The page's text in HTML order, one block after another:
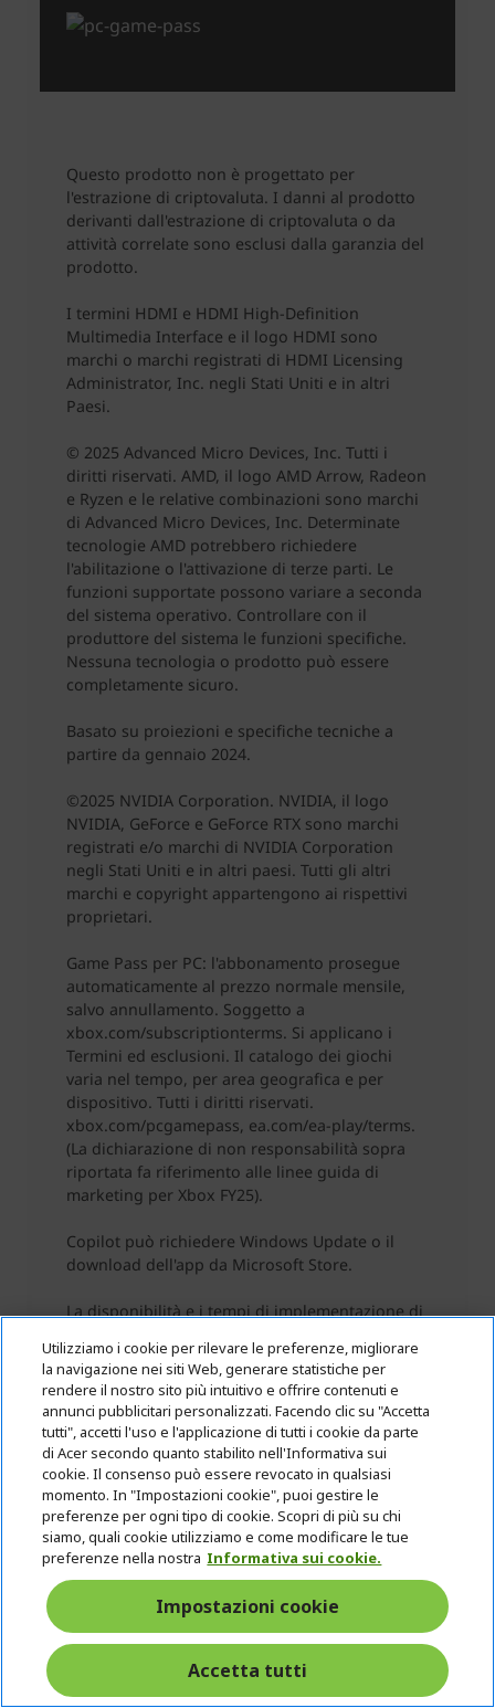
Utilizziamo i cookie per rilevare le preferenze, migliorare
la navigazione nei siti Web, generare statistiche per
rendere il nostro sito più intuitivo e offrire contenuti e
annunci pubblicitari personalizzati. Facendo clic su "Accetta
tutti", accetti l'uso e l'applicazione di tutti i cookie da parte
di Acer secondo quanto stabilito nell'Informativa sui
cookie. Il consenso può essere revocato in qualsiasi
momento. In "Impostazioni cookie", puoi gestire le
preferenze per ogni tipo di cookie. Scopri di più su chi
siamo, quali cookie utilizziamo e come modificare le tue
preferenze nella nostra Informativa sui cookie.
Impostazioni cookie
Accetta tutti